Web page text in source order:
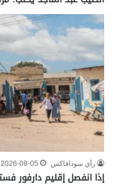
رأي سودافاكس 2026-08-05
إذا انفصل إقليم دارفور